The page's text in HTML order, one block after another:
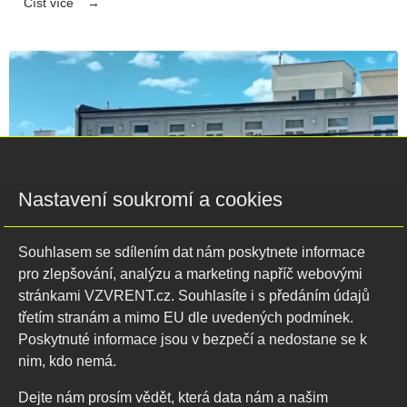
27.05.2025
Další úspěšné květnové realizace:
Nastavení soukromí a cookies
Souhlasem se sdílením dat nám poskytnete informace
pro zlepšování, analýzu a marketing napříč webovými
stránkami VZVRENT.cz. Souhlasíte i s předáním údajů
třetím stranám a mimo EU dle uvedených podmínek.
Poskytnuté informace jsou v bezpečí a nedostane se k
nim, kdo nemá.
Dejte nám prosím vědět, která data nám a našim